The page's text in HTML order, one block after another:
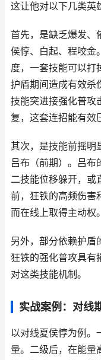
这让他对以下几类英
首先，是缺乏爆发、
侯惇、白起、程咬金
度，一套技能可以打
护盾期间造成有效杀
技能突进接强化普攻
复，这套连招能有效
其次，是技能前摇明
吕布（前期）。吕布
二技能位移躲开，或
前，狂铁的高频伤害
而在线上取得主动权。
另外，部分依赖护盾
狂铁的强化普攻具有
对这类技能机制。
实战案例：对线
以对线夏侯惇为例。
量。二级后，在能量